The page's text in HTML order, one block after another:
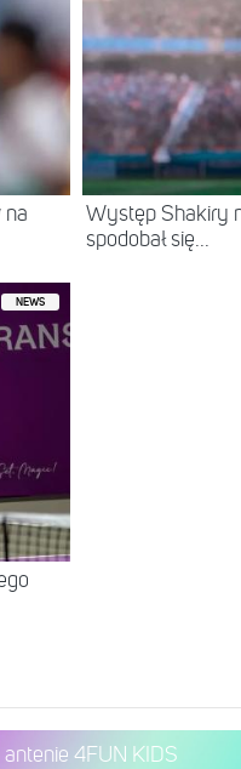
na
Występ Shakiry
spodobał się...
NEWS
antenie 4FUN KIDS